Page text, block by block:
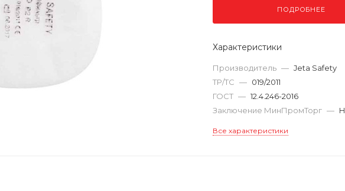
ПОДРОБНЕЕ
Характеристики
Производитель — Jeta Safety
ТР/ТС — 019/2011
ГОСТ — 12.4.246-2016
Заключение МинПромТорг —
Все характеристики